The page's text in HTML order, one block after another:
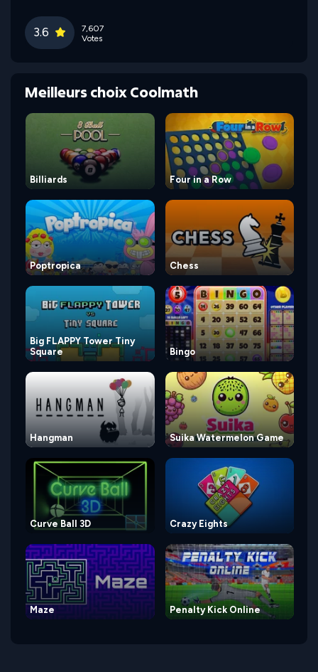
3.6
7,607
Votes
Meilleurs choix Coolmath
Billiards Four in a Row
Poptropica Chess
Big FLAPPY Tower Tiny
Square
Bingo
Hangman Suika Watermelon Game
Curve Ball 3D Crazy Eights
Maze Penalty Kick Online